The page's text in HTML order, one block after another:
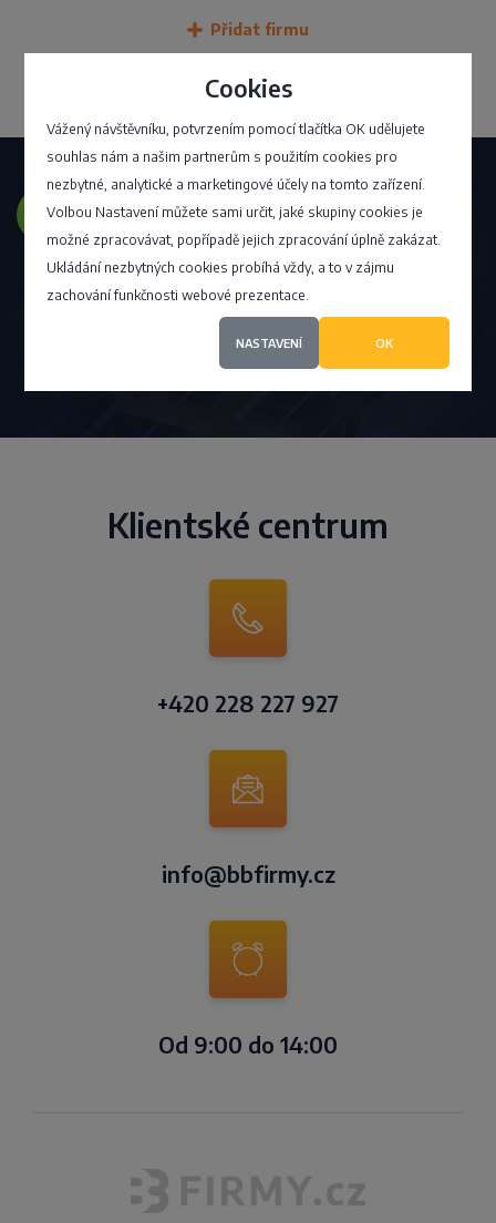
Cookies
Vážený návštěvníku, potvrzením pomocí tlačítka OK udělujete
souhlas nám a našim partnerům s použitím cookies pro
nezbytné, analytické a marketingové účely na tomto zařízení.
Volbou Nastavení můžete sami určit, jaké skupiny cookies je
možné zpracovávat, popřípadě jejich zpracování úplně zakázat.
Ukládání nezbytných cookies probíhá vždy, a to v zájmu
zachování funkčnosti webové prezentace.
NASTAVENÍ OK
Přidat firmu
Přejete si mít firmu
na vrcholu seznamu?
Chci VIP
Klientské centrum
+420 228 227 927
info@bbfirmy.cz
Od 9:00 do 14:00